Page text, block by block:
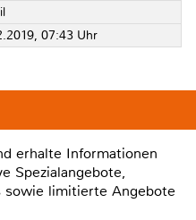
07:43 Uhr
erhalte Informationen
Spezialangebote,
sowie limitierte Angebote